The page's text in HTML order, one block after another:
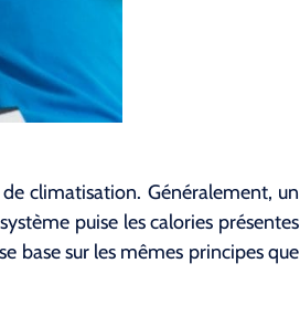
climatisation. Généralement, un
puise les calories présentes
base sur les mêmes principes que